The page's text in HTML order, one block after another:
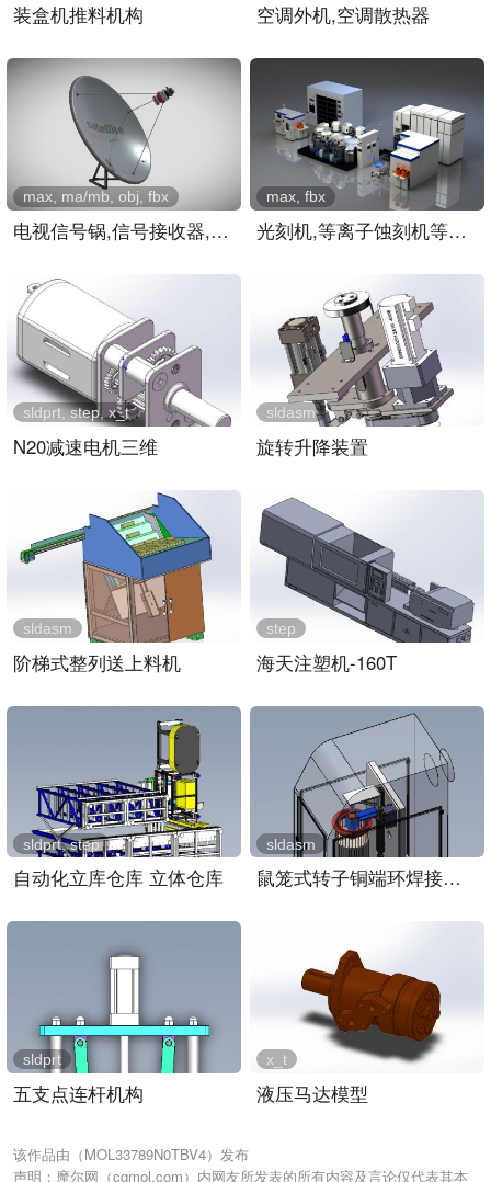
装盒机推料机构 空调外机,空调散热器
电视信号锅,信号接收器,屋..
max, ma/mb, obj, fbx
光刻机,等离子蚀刻机等芯片..
max, fbx
N20减速电机三维
sldprt, step, x_t
旋转升降装置
sldasm
阶梯式整列送上料机
sldasm
海天注塑机-160T
step
自动化立库仓库 立体仓库
sldprt, step
鼠笼式转子铜端环焊接装置..
sldasm
五支点连杆机构
sldprt
液压马达模型
x_t
该作品由（MOL33789N0TBV4）发布
声明：摩尔网（cgmol.com）内网友所发表的所有内容及言论仅代表其本